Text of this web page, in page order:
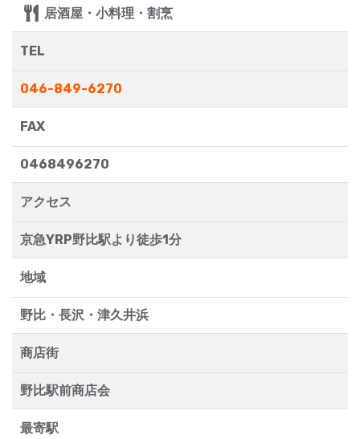
居酒屋・小料理・割烹
TEL
046-849-6270
FAX
0468496270
アクセス
京急YRP野比駅より徒歩1分
地域
野比・長沢・津久井浜
商店街
野比駅前商店会
最寄駅